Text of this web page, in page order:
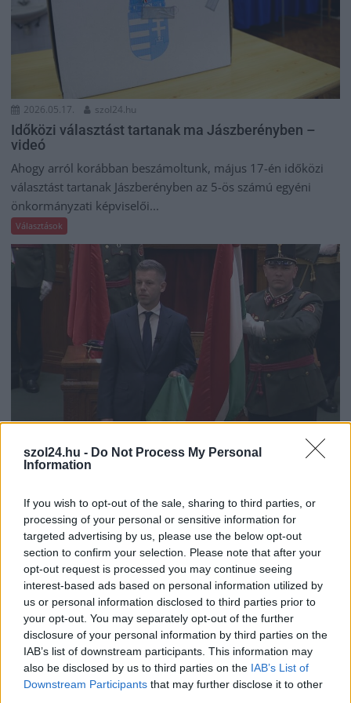
szol24.hu - Do Not Process My Personal
Information
If you wish to opt-out of the sale, sharing to third parties, or
processing of your personal or sensitive information for
targeted advertising by us, please use the below opt-out
section to confirm your selection. Please note that after your
opt-out request is processed you may continue seeing
interest-based ads based on personal information utilized by
us or personal information disclosed to third parties prior to
your opt-out. You may separately opt-out of the further
disclosure of your personal information by third parties on the
IAB’s list of downstream participants. This information may
also be disclosed by us to third parties on the IAB’s List of
Downstream Participants that may further disclose it to other
2026.05.17. szol24.hu
Időközi választást tartanak ma Jászberényben –
videó
Ahogy arról korábban beszámoltunk, május 17-én időközi
választást tartanak Jászberényben az 5-ös számú egyéni
önkormányzati képviselői...
Választások
országgyűlés, máris megválasztották Magyar Péter
új miniszterelnököt
14:38 perctől új miniszterelnöke van Magyarországnak,
Magyar Péter. Az új országgyűlés máris elkezdte a munkát
Forsthoffer...
Választások